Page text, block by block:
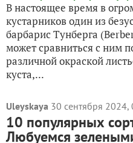
В настоящее время в
кустарников один из
барбарис Тунберга
может сравниться с ним
различной окраской
куста,...
Uleyskaya 30 сентября 2024,
10 популярных
Любуемся